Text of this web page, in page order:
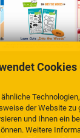
Cookies
der Website zu
und Ihnen ein
Weitere